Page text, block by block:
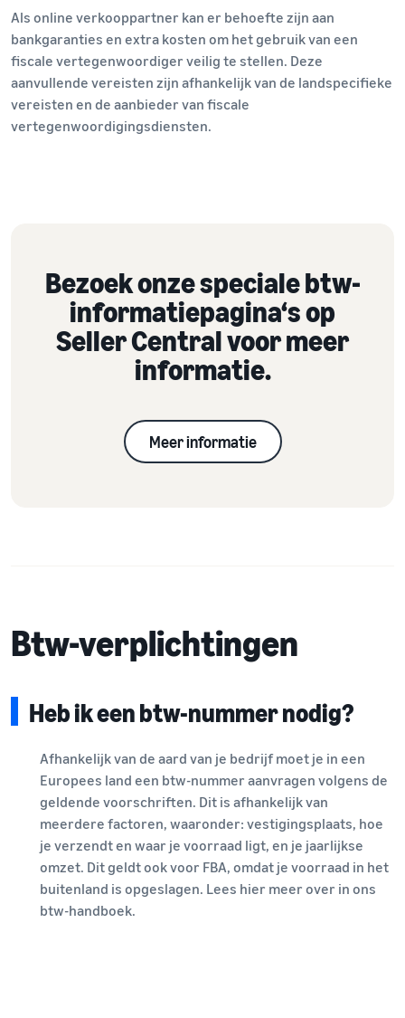
Als online verkooppartner kan er behoefte zijn aan
bankgaranties en extra kosten om het gebruik van een
fiscale vertegenwoordiger veilig te stellen. Deze
aanvullende vereisten zijn afhankelijk van de landspecifieke
vereisten en de aanbieder van fiscale
vertegenwoordigingsdiensten.
Bezoek onze speciale btw-
informatiepagina‘s op
Seller Central voor meer
informatie.
Meer informatie
Btw-verplichtingen
Heb ik een btw-nummer nodig?
Afhankelijk van de aard van je bedrijf moet je in een
Europees land een btw-nummer aanvragen volgens de
geldende voorschriften. Dit is afhankelijk van
meerdere factoren, waaronder: vestigingsplaats, hoe
je verzendt en waar je voorraad ligt, en je jaarlijkse
omzet. Dit geldt ook voor FBA, omdat je voorraad in het
buitenland is opgeslagen. Lees hier meer over in ons
btw-handboek.